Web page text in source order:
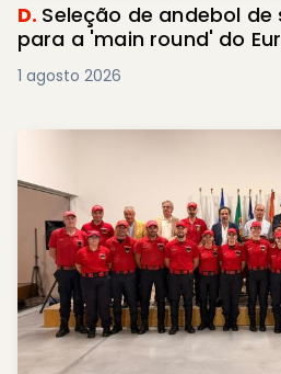
D. Seleção de andebol
para a 'main round' do
1 agosto 2026